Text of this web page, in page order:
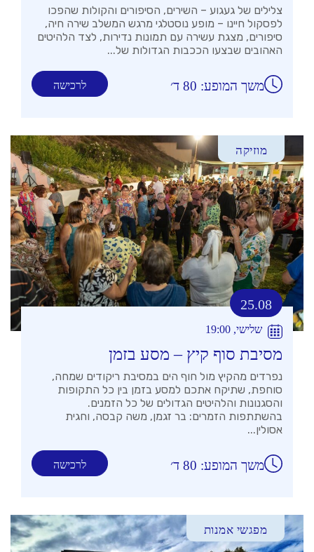
צלילים של געגוע – השירים, הסיפורים והקולות שהפכו
לפסקול חיינו – מופע נוסטלגי מרגש המשלב שירה חיה,
סיפורים, מצגת עשירה עם תמונות נדירות, לצד הלהיטים
האהובים שבצעו הככבות הגדולות של...
לרכישה משך המופע: 80 ד׳
מוזיקה
25.08
שלישי, 19:00
מסיבת סוף קיץ – מסע בזמן
נפרדים מהקיץ מול חוף הים במסיבת ריקודים שמחה,
סוחפת, שתיקח אתכם למסע בזמן בין כל התקופות
והסגנונות והלהיטים הגדולים של כל הזמנים.
בהשתתפות הזמרים: בר זגמן, משה קבסה, וחגית
אסולין...
לרכישה משך המופע: 80 ד׳
מפגשי אמנות